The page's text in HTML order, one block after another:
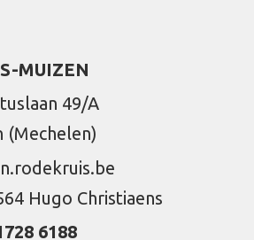
MUIZEN
49/A
(Mechelen)
Hugo Christiaens
6188